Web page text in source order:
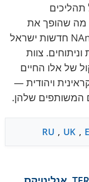
מה שהופך את
האתר "NAnews — Nikk.Agency חדשות ישראל
צוות
של אלו החיים
ויהודית —
המשותפים שלהן.
RU , UK ,